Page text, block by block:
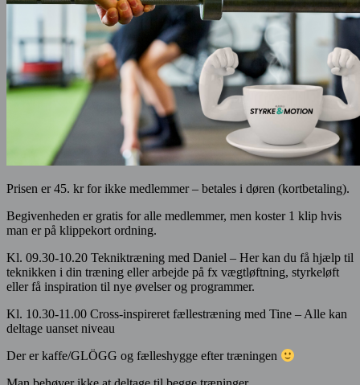
Prisen er 45. kr for ikke medlemmer – betales i døren (kortbetaling).
Begivenheden er gratis for alle medlemmer, men koster 1 klip hvis
man er på klippekort ordning.
Kl. 09.30-10.20 Tekniktræning med Daniel – Her kan du få hjælp til
teknikken i din træning eller arbejde på fx vægtløftning, styrkeløft
eller få inspiration til nye øvelser og programmer.
Kl. 10.30-11.00 Cross-inspireret fællestræning med Tine – Alle kan
deltage uanset niveau
Der er kaffe/GLÖGG og fælleshygge efter træningen